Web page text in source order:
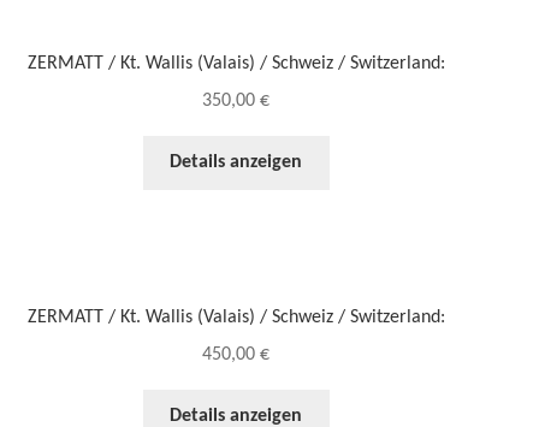
ZERMATT / Kt. Wallis (Valais) / Schweiz / Switzerland:
350,00€
Details anzeigen
ZERMATT / Kt. Wallis (Valais) / Schweiz / Switzerland:
450,00€
Details anzeigen